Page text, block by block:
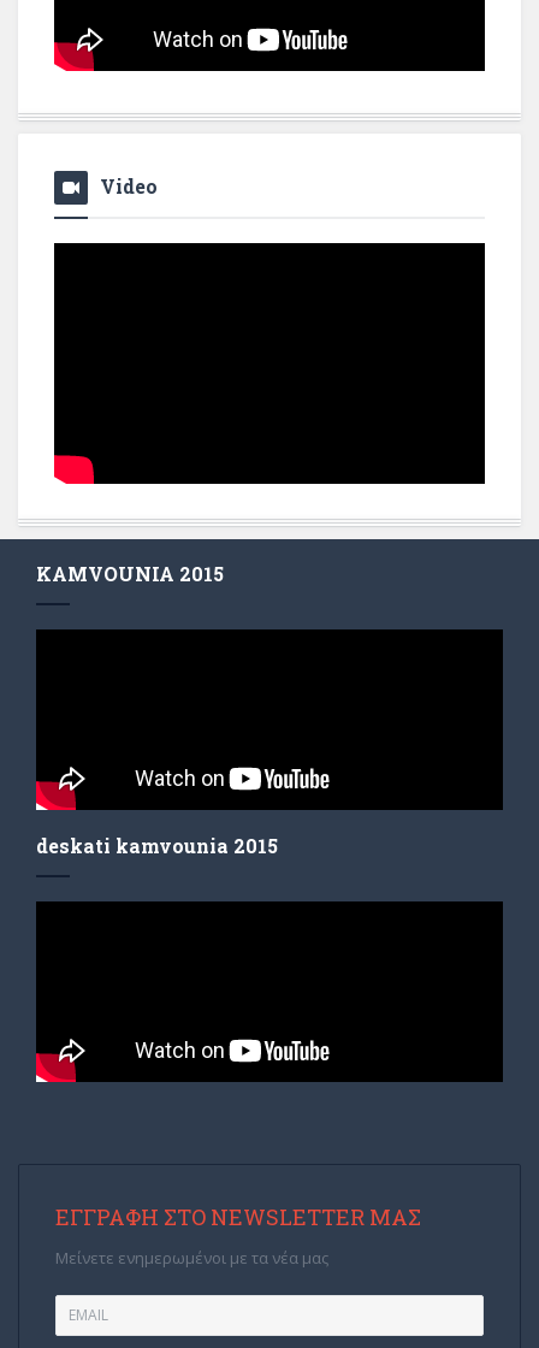
Video
KAMVOUNIA 2015
deskati kamvounia 2015
ΕΓΓΡΑΦΉ ΣΤΟ NEWSLETTER ΜΑΣ
Μείνετε ενημερωμένοι με τα νέα μας